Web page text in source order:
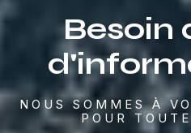
Besoin
NOUS SOMMES À
POUR